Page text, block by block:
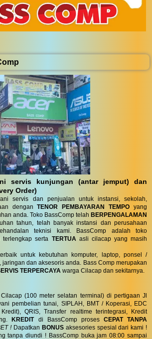
servis kunjungan (antar jemput) dan
Order)
servis dan penjualan untuk instansi, sekolah,
denganTENOR PEMBAYARAN TEMPO yang
anda. Toko BassComp telah BERPENGALAMAN
tahun, telah banyak instansi dan perusahaan
teknisi kami. BassComp adalah toko
terlengkap serta TERTUA asli cilacap yang masih
untuk kebutuhan komputer, laptop, ponsel /
jaringan dan aksesoris anda. Bass Comp merupakan
TERPERCAYA warga Cilacap dan sekitarnya.
(100 meter selatan terminal) di pertigaan Jl
pembelian tunai, SIPLAH, BMT / Koperasi, EDC
QRIS, Transfer realtime terintegrasi, Kredit
KREDITdi BassComp proses CEPAT TANPA
!Dapatkan BONUSaksesories spesial dari kami !
tanpa diundi ! BassComp buka jam 08:00 sampai